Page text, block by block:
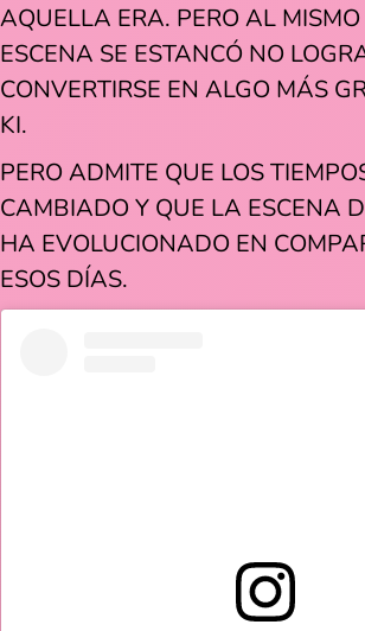
AQUELLA ERA. PERO AL
ESCENA SE ESTANCÓ NO
CONVERTIRSE EN ALGO MÁS
KI.
PERO ADMITE QUE LOS
CAMBIADO Y QUE LA ESCENA
HA EVOLUCIONADO EN
ESOS DÍAS.